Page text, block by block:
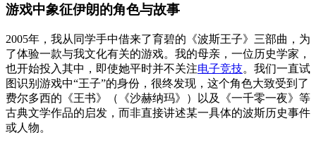
游戏中象征伊朗的角色与故事
2005年，我从同学手中借来了育碧的《波斯王子》三部曲，为
了体验一款与我文化有关的游戏。我的母亲，一位历史学家，
也开始投入其中，即使她平时并不关注电子竞技。我们一直试
图识别游戏中“王子”的身份，很终发现，这个角色大致受到了
费尔多西的《王书》（《沙赫纳玛》）以及《一千零一夜》等
古典文学作品的启发，而非直接讲述某一具体的波斯历史事件
或人物。